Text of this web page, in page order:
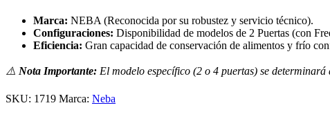
Marca: NEBA (Reconocida por su robustez y servicio técnico).
Configuraciones: Disponibilidad de modelos de 2 Puertas (con
Eficiencia: Gran capacidad de conservación de alimentos y frío
⚠️ Nota Importante: El modelo específico (2 o 4 puertas) se
SKU: 1719 Marca: Neba